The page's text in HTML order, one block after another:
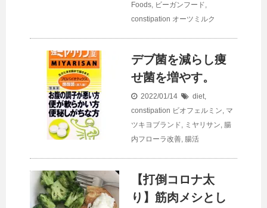
Foods, ビーガンフード,
constipation オーツミルク
デブ菌を減らし痩
せ菌を増やす。
2022/01/14 diet,
constipation ビオフェルミン, マ
ツキヨブランド, ミヤリサン, 腸
内フローラ改善, 腸活
【打倒コロナ太
り】筋肉メシとし